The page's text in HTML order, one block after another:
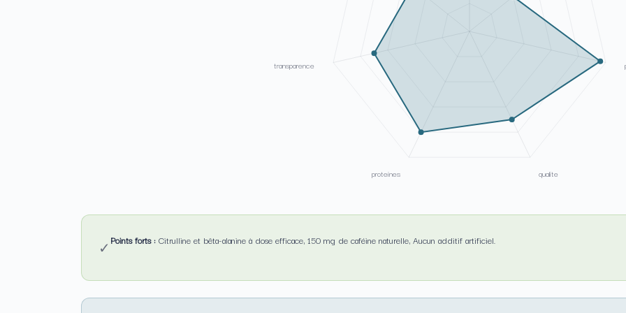
qualite
proteines
transparence
✓ Points forts : Citrulline et bêta-alanine à dose efficace, 150 mg de caféine naturelle, Aucun additif artificiel.